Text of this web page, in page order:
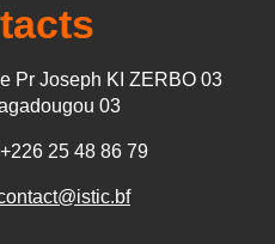
Pr Joseph KI ZERBO 03
03
25 48 86 79